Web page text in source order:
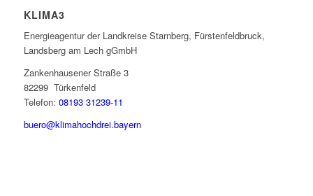
KLIMA3
Energieagentur der Landkreise Starnberg, Fürstenfeldbruck,
Landsberg am Lech gGmbH
Zankenhausener Straße 3
82299 Türkenfeld
Telefon: 08193 31239-11
buero@klimahochdrei.bayern